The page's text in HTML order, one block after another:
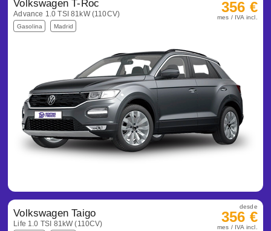
Volkswagen T-Roc
Advance 1.0 TSI 81kW (110CV)
Gasolina Madrid
356 €
mes / IVA incl.
Volkswagen Taigo
Life 1.0 TSI 81kW (110CV)
desde
356 €
mes / IVA incl.